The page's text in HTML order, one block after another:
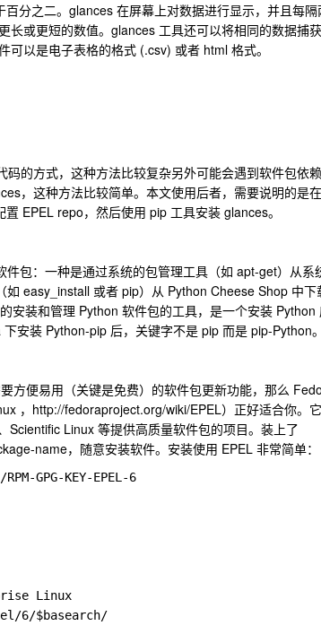
分之二。glances 在屏幕上对数据进行显示，并且每隔
长或更短的数值。glances 工具还可以将相同的数据捕
以是电子表格的格式 (.csv) 或者 html 格式。
的方式，这种方法比较复杂另外可能会遇到软件包依
，这种方法比较简单。本文使用后者，需要说明的是在
EPEL repo，然后使用 pip 工具安装 glances。
包：一种是通过系统的包管理工具（如 apt-get）从系
easy_install 或者 pip）从 Python Cheese Shop 中下
安装和管理 Python 软件包的工具，是一个安装 Python
安装 Python-pip 后，关键字不是 pip 而是 pip-Python
方便易用（关键是免费）的软件包更新功能，那么
，http://fedoraproject.org/wiki/EPEL）正好适合你。
Linux 等提供高质量软件包的项目。装上了
name，随意安装软件。安装使用 EPEL 非常简单：
GPG-KEY-EPEL-6
Linux
6/$basearch/